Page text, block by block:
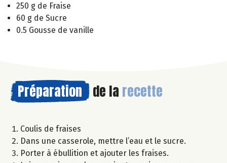
250 g de Fraise
60 g de Sucre
0.5 Gousse de vanille
Préparation de la recette
Coulis de fraises
Dans une casserole, mettre l’eau et le sucre.
Porter à ébullition et ajouter les fraises.